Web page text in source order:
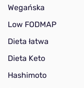
Wegańska
Low FODMAP
Dieta łatwa
Dieta Keto
Hashimoto